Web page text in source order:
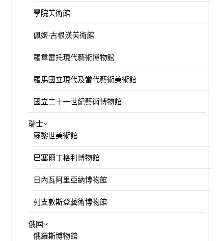
學院美術館
佩姬·古根漢美術館
羅韋雷托現代藝術博物館
羅馬國立現代及當代藝術美術館
國立二十一世紀藝術博物館
瑞士
蘇黎世美術館
巴塞爾丁格利博物館
日內瓦阿里亞納博物館
列支敦斯登藝術博物館
俄國
俄羅斯博物館